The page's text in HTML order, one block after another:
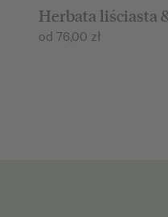
Herbata liściasta
od 76,00 zł